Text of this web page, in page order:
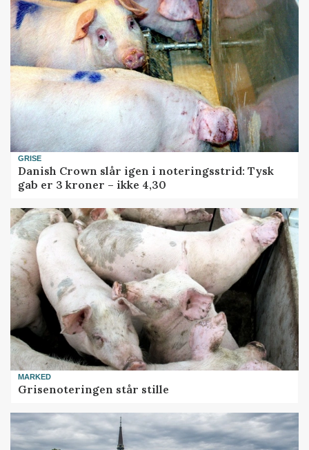
GRISE
Danish Crown slår igen i noteringsstrid: Tysk
gab er 3 kroner – ikke 4,30
MARKED
Grisenoteringen står stille